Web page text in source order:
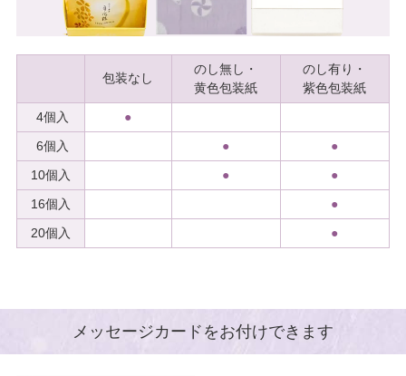
包装なし
のし無し・
黄色包装紙
のし有り・
紫色包装紙
4個入
●
6個入
●
●
10個入
●
●
16個入
●
20個入
●
メッセージカードをお付けできます